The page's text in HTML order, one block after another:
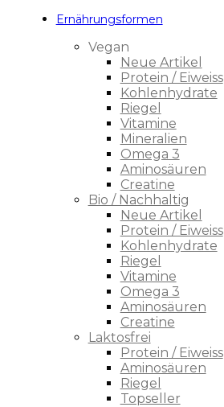
Ernährungsformen
Vegan
Neue Artikel
Protein / Eiweiss
Kohlenhydrate
Riegel
Vitamine
Mineralien
Omega 3
Aminosäuren
Creatine
Bio / Nachhaltig
Neue Artikel
Protein / Eiweiss
Kohlenhydrate
Riegel
Vitamine
Omega 3
Aminosäuren
Creatine
Laktosfrei
Protein / Eiweiss
Aminosäuren
Riegel
Topseller